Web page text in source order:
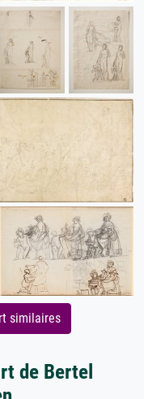
similaires
de Bertel